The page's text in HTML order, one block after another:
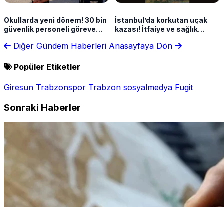
Okullarda yeni dönem! 30 bin
güvenlik personeli göreve
İstanbul’da korkutan uçak
kazası! İtfaiye ve sağlık
Diğer Gündem Haberleri Anasayfaya Dön
Popüler Etiketler
Giresun Trabzonspor Trabzon sosyalmedya Fugit
Sonraki Haberler